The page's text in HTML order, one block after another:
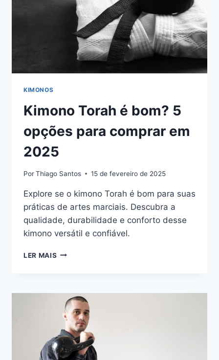
KIMONOS
Kimono Torah é bom? 5
opções para comprar em
2025
PorThiago Santos 15 de fevereiro de 2025
Explore se o kimono Torah é bom para suas
práticas de artes marciais. Descubra a
qualidade, durabilidade e conforto desse
kimono versátil e confiável.
LER MAIS KIMONO
5
OPÇÕES
PARA
COMPRAR
EM
2025